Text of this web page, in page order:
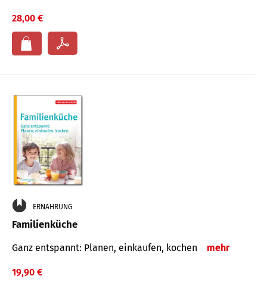
28,00 €
ERNÄHRUNG
Familienküche
Ganz entspannt: Planen, einkaufen, kochen mehr
19,90 €